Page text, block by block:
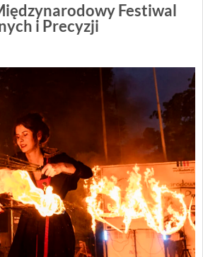
Festiwal
i Precyzji